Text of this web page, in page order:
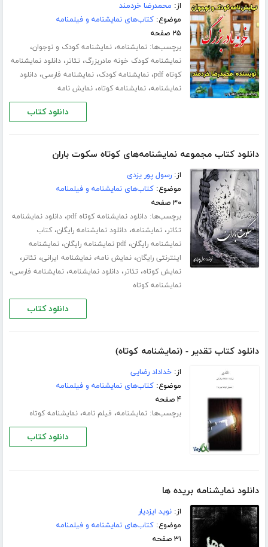
از: محمدرضا خردمند
موضوع:کتاب‌های نمایشنامه و فیلمنامه
۲۵ صفحه
برچسب‌ها:نمایشنامه،نمایشنامه کودک و نوجوان،
نمایشنامه کودک خونه مادربزرگ، تئاتر،دانلود نمایشنامه
کوتاه pdf
،نمایشنامه کودک،نمایشنامه فارسی،دانلود
نمایشنامه،نمایشنامه کوتاه،نمایش نامه
دانلود کتاب
دانلود کتاب مجموعه نمایشنامه‌های کوتاه سکوت باران
از:رسول پور یزدی
موضوع:کتاب‌های نمایشنامه و فیلمنامه
۳۰ صفحه
برچسب‌ها:دانلود نمایشنامه کوتاه pdf ،دانلود نمایشنامه
تئاتر،نمایشنامه،دانلود نمایشنامه رایگان،کتاب
نمایشنامه رایگان،pdf نمایشنامه رایگان ،نمایشنامه
اینترنتی رایگان،نمایش نامه،نمایشنامه ایرانی، تئاتر،
نمایش کوتاه، تئاتر،دانلود نمایشنامه،نمایشنامه فارسی،
نمایشنامه کوتاه
دانلود کتاب
دانلود کتاب تقدیر - (نمایشنامه کوتاه)
از:خداداد رضایی
موضوع:کتاب‌های نمایشنامه و فیلمنامه
۴ صفحه
برچسب‌ها:نمایشنامه، فیلم نامه،نمایشنامه کوتاه
دانلود کتاب
دانلود نمایشنامه بریده ها
از:نوید ایزدیار
موضوع:کتاب‌های نمایشنامه و فیلمنامه
۳۱ صفحه